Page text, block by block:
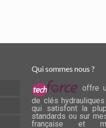
Qui sommes nous ?
offre
de clés
qui satisfont la
standards ou sur
française et